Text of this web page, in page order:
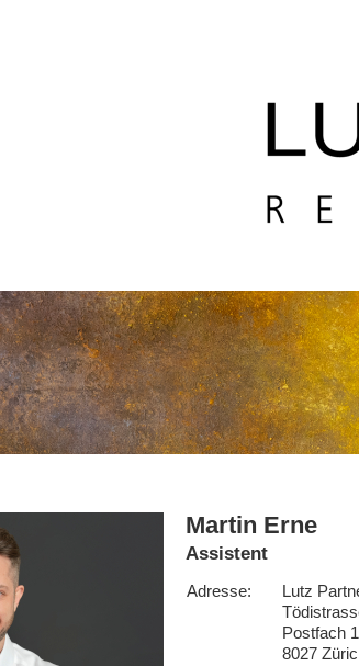
Martin Erne
Assistent
Adresse:
Lutz
Postfach
8027